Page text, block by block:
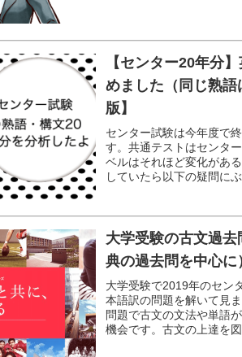
【センター20年分
めました（同じ熟
版】
センター試験は今年度で
す。共通テストはセンタ
ベルはそれほど変化があ
していたら以下の疑問に
大学受験の古文過
典の過去問を中心に
大学受験で2019年のセン
本語訳の問題を解いて見
問題で古文の文法や単語
機会です。古文の上達を